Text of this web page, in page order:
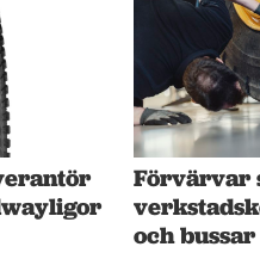
Förvärvar
och bussar